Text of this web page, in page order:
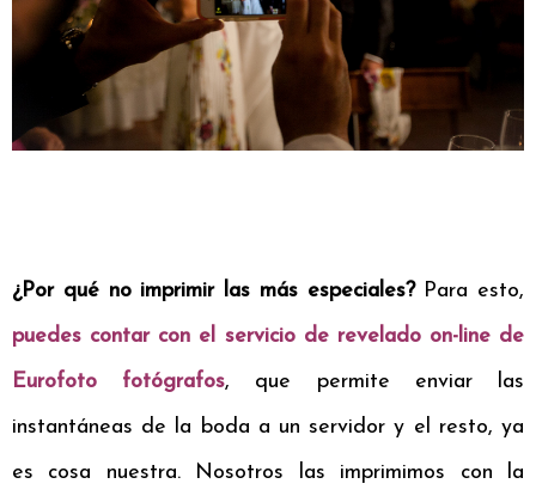
¿Por qué no imprimir las más especiales? Para esto,
puedes contar con el servicio de revelado on-line de
Eurofoto fotógrafos, que permite enviar las
instantáneas de la boda a un servidor y el resto, ya
es cosa nuestra. Nosotros las imprimimos con la